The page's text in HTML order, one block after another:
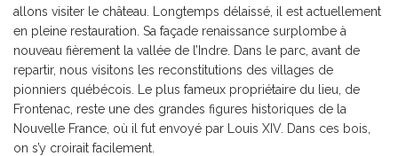
allons visiter le château. Longtemps délaissé, il est actuellement
en pleine restauration. Sa façade renaissance surplombe à
nouveau fièrement la vallée de l’Indre. Dans le parc, avant de
repartir, nous visitons les reconstitutions des villages de
pionniers québécois. Le plus fameux propriétaire du lieu, de
Frontenac, reste une des grandes figures historiques de la
Nouvelle France, où il fut envoyé par Louis XIV. Dans ces bois,
on s’y croirait facilement.